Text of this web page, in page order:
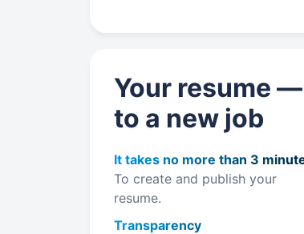
Your resume
to a new job
It takes no more than 3
To create and publish your
resume.
Transparency